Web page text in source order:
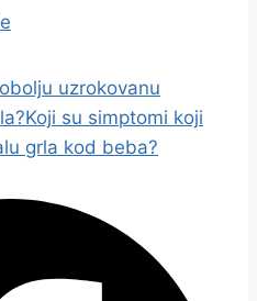
uzrokovanu
Koji su simptomi koji
grla kod beba?